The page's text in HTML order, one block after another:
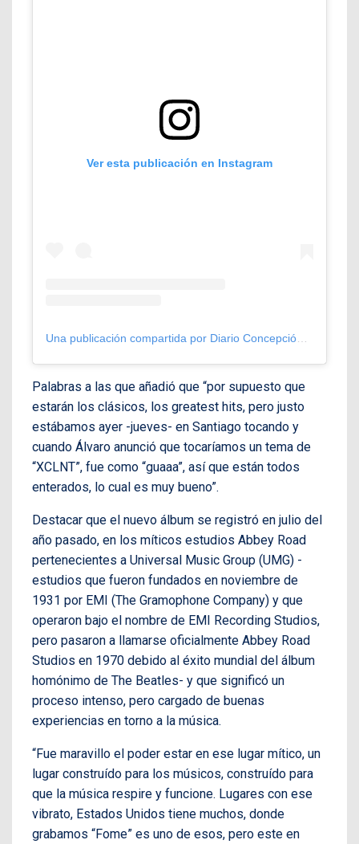
Ver esta publicación en Instagram
Palabras a las que añadió que “por supuesto que
estarán los clásicos, los greatest hits, pero justo
estábamos ayer -jueves- en Santiago tocando y
cuando Álvaro anunció que tocaríamos un tema de
“XCLNT”, fue como “guaaa”, así que están todos
enterados, lo cual es muy bueno”.
Destacar que el nuevo álbum se registró en julio del
año pasado, en los míticos estudios Abbey Road
pertenecientes a Universal Music Group (UMG) -
estudios que fueron fundados en noviembre de
1931 por EMI (The Gramophone Company) y que
operaron bajo el nombre de EMI Recording Studios,
pero pasaron a llamarse oficialmente Abbey Road
Studios en 1970 debido al éxito mundial del álbum
homónimo de The Beatles- y que significó un
proceso intenso, pero cargado de buenas
experiencias en torno a la música.
“Fue maravillo el poder estar en ese lugar mítico, un
lugar construído para los músicos, construído para
que la música respire y funcione. Lugares con ese
vibrato, Estados Unidos tiene muchos, donde
grabamos “Fome” es uno de esos, pero este en